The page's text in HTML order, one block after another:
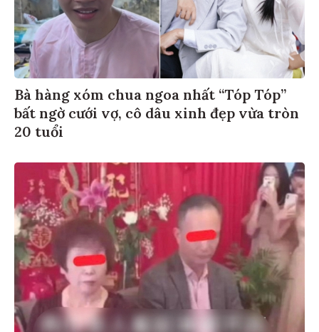
Bà hàng xóm chua ngoa nhất “Tóp Tóp”
bất ngờ cưới vợ, cô dâu xinh đẹp vừa tròn
20 tuổi